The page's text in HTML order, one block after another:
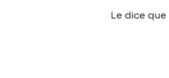
Le dice que